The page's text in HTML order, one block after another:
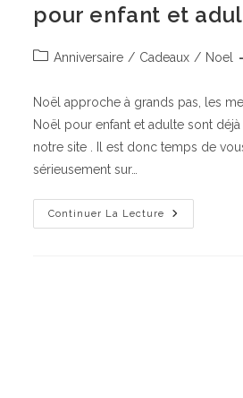
pour enfant et
PostAnniversaire / Cadeaux / Noel
Noël approche à grands pas, les
Noël pour enfant et adulte sont
notre site . Il est donc temps de
sérieusement sur…
Continuer La Lecture
Meilleurs
Cadeaux